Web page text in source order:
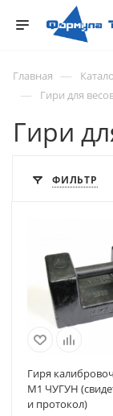
Главная —
— Гири для
Гири
ФИЛЬТР
Гиря
М1 ЧУГУН
и протокол)